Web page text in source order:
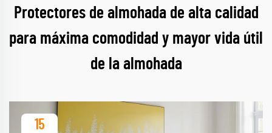
Protectores de almohada de alta calidad
para máxima comodidad y mayor vida útil
de la almohada
15